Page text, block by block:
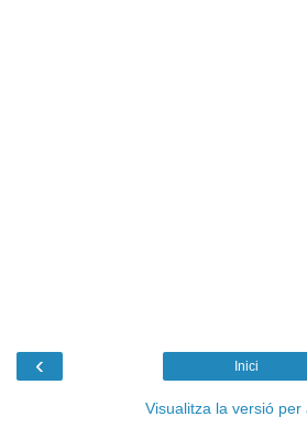
‹ Inici
Visualitza la versió per